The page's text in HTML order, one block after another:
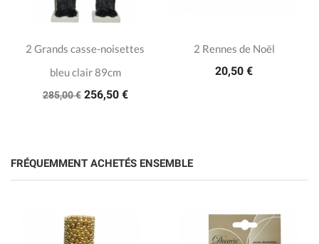
2 Grands casse-noisettes
bleu clair 89cm
285,00 € 256,50 €
2 Rennes de Noël
20,50 €
FRÉQUEMMENT ACHETÉS ENSEMBLE